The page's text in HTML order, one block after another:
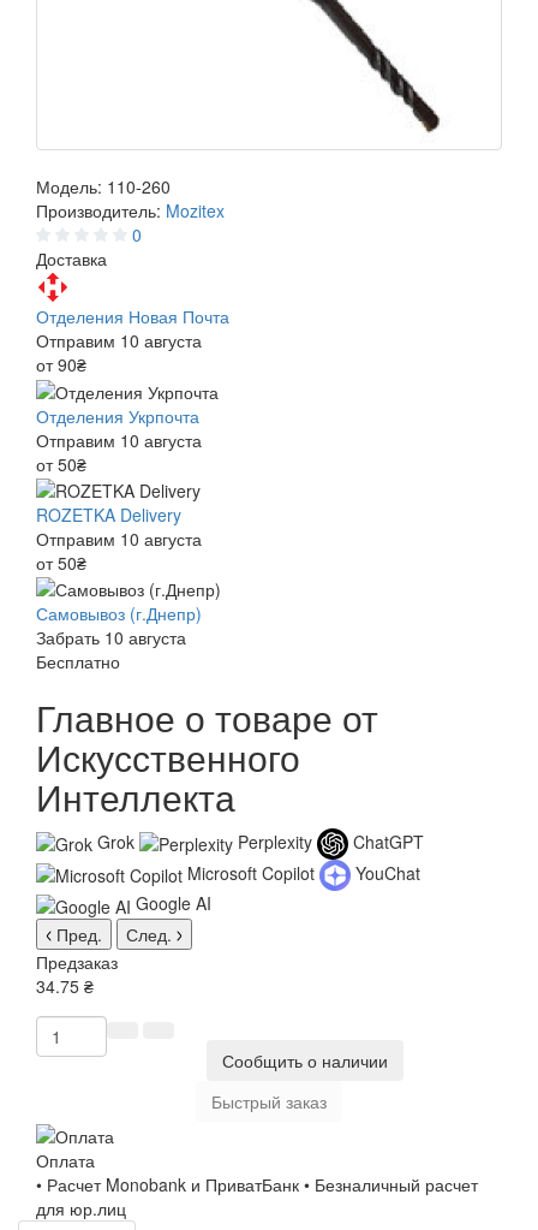
Модель: 110-260
Производитель: Mozitex
0
Доставка
Отделения Новая Почта
Отправим 10 августа
от 90₴
Отделения Укрпочта
Отправим 10 августа
от 50₴
ROZETKA Delivery
Отправим 10 августа
от 50₴
Самовывоз (г.Днепр)
Забрать 10 августа
Бесплатно
Главное о товаре от
Искусственного
Интеллекта
Grok Perplexity
ChatGPT
Microsoft Copilot
YouChat
Google AI
Пред.
След.
Предзаказ
34.75 ₴
Сообщить о наличии
Быстрый заказ
Оплата
• Расчет Monobank и ПриватБанк • Безналичный расчет
для юр.лиц